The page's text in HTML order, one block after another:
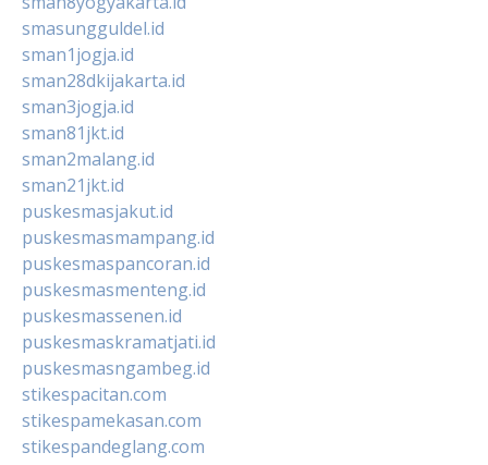
smasungguldel.id
sman1jogja.id
sman28dkijakarta.id
sman3jogja.id
sman81jkt.id
sman2malang.id
sman21jkt.id
puskesmasjakut.id
puskesmasmampang.id
puskesmaspancoran.id
puskesmasmenteng.id
puskesmassenen.id
puskesmaskramatjati.id
puskesmasngambeg.id
stikespacitan.com
stikespamekasan.com
stikespandeglang.com